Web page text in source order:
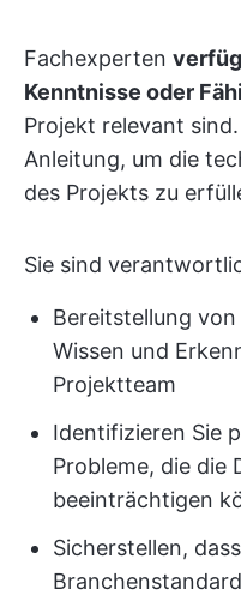
Fachexperten
Kenntnisse oder
Projekt relevant
Anleitung, um die
des Projekts zu
Sie sind
Bereitstellung
Wissen und
Projektteam
Identifizieren Sie
Probleme, die die
beeinträchtigen
Sicherstellen,